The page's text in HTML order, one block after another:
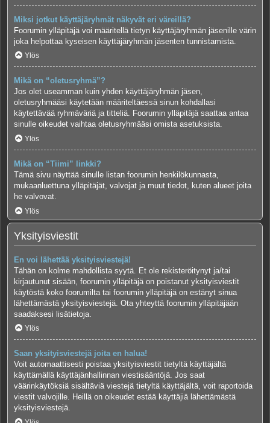
Miksi jotkut käyttäjäryhmät näkyvät eri väreillä?
Foorumin ylläpitäjä voi määritellä tietyn käyttäjäryhmän jäsenille värin
joka helpottaa kyseisen käyttäjäryhmän jäsenten tunnistamista.
Ylös
Mikä on “oletusryhmä”?
Jos olet useamman kuin yhden käyttäjäryhmän jäsen,
oletusryhmääsi käytetään määriteltäessä sinun kohdallasi
käytettävää ryhmäväriä ja titteliä. Foorumin ylläpitäjä saattaa antaa
sinulle oikeudet vaihtaa oletusryhmääsi omista asetuksista.
Ylös
Mikä on “Tiimi” linkki?
Tämä sivu näyttää sinulle listan foorumin henkilökunnasta,
mukaanluettuna ylläpitäjät, valvojat ja muut tiedot, kuten alueet joita
he valvovat.
Ylös
Yksityisviestit
En voi lähettää yksityisviestejä!
Tähän on kolme mahdollista syytä. Et ole rekisteröitynyt ja/tai
kirjautunut sisään, foorumin ylläpitäjä on poistanut yksityisviestit
käytöstä koko foorumilta tai foorumin ylläpitäjä on estänyt sinua
lähettämästä yksityisviestejä. Ota yhteyttä foorumin ylläpitäjään
saadaksesi lisätietoja.
Ylös
Saan yksityisviestejä joita en halua!
Voit automaattisesti poistaa yksityisviestit tietyltä käyttäjältä
käyttämällä käyttäjänhallinnan viestisääntöjä. Jos saat
väärinkäytöksiä sisältäviä viestejä tietyltä käyttäjältä, voit raportoida
viestit valvojille. Heillä on oikeudet estää käyttäjiä lähettämästä
yksityisviestejä.